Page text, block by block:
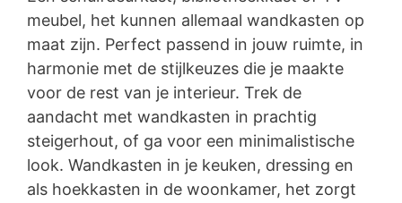
meubel, het kunnen allemaal wandkasten op
maat zijn. Perfect passend in jouw ruimte, in
harmonie met de stijlkeuzes die je maakte
voor de rest van je interieur. Trek de
aandacht met wandkasten in prachtig
steigerhout, of ga voor een minimalistische
look. Wandkasten in je keuken, dressing en
als hoekkasten in de woonkamer, het zorgt